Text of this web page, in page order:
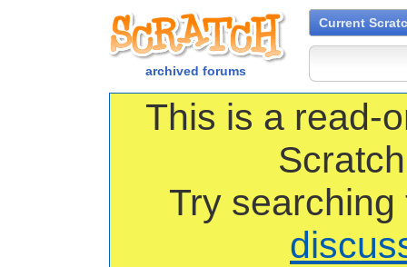
archived forums
Current
This is a read-
Try